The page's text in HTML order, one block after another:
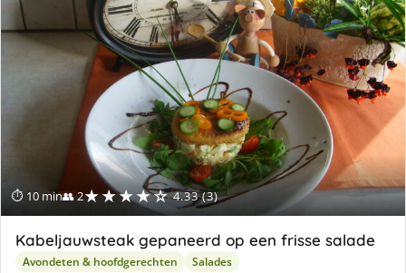
⏱ 10 min👥 2★★★★☆ 4.33 (3)
Kabeljauwsteak gepaneerd op een frisse salade
Avondeten & hoofdgerechten Salades